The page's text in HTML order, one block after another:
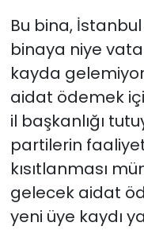
Bu bina, İstanbul
binaya niye
kayda
aidat ödemek
il başkanlığı
partilerin
kısıtlanması
gelecek aidat
yeni üye kaydı